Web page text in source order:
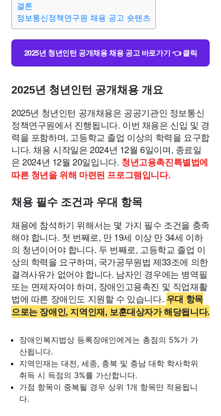
결론
정보통신정책연구원 채용 공고 숏텐츠
2025년 청년인턴 공개채용 채용 공고 바로가기 👈 클릭
2025년 청년인턴 공개채용 개요
2025년 청년인턴 공개채용은 공공기관인 정보통신
정책연구원에서 진행됩니다. 이번 채용은 신입 및 경
력을 포함하며, 고등학교 졸업 이상의 학력을 요구합
니다. 채용 시작일은 2024년 12월 6일이며, 종료일
은 2024년 12월 20일입니다. 청년고용촉진특별법에
따른 청년을 위해 마련된 프로그램입니다.
채용 필수 조건과 우대 항목
채용에 참석하기 위해서는 몇 가지 필수 조건을 충족
해야 합니다. 첫 번째로, 만 19세 이상 만 34세 이하
의 청년이어야 합니다. 두 번째로, 고등학교 졸업 이
상의 학력을 요구하며, 국가공무원법 제33조에 의한
결격사유가 없어야 합니다. 남자인 경우에는 병역필
또는 면제자여야 하며, 장애인고용촉진 및 직업재활
법에 따른 장애인도 지원할 수 있습니다. 우대 항목
으로는 장애인, 지역인재, 보훈대상자가 해당됩니다.
장애인복지법상 등록장애인에게는 총점의 5%가 가
산됩니다.
지역인재는 대전, 세종, 충북 및 충남 대학 학사학위
취득 시 득점의 3%를 가산합니다.
가점 항목이 중복될 경우 상위 1개 항목만 적용됩니
다.